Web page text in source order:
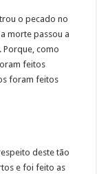
o pecado no
morte passou a
Porque, como
feitos
foram feitos
deste tão
e foi feito as